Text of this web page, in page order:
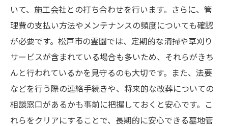
いて、施工会社との打ち合わせを行います。さらに、管
理費の支払い方法やメンテナンスの頻度についても確認
が必要です。松戸市の霊園では、定期的な清掃や草刈り
サービスが含まれている場合も多いため、それらがきち
んと行われているかを見守るのも大切です。また、法要
などを行う際の連絡手続きや、将来的な改葬についての
相談窓口があるかも事前に把握しておくと安心です。こ
れらをクリアにすることで、長期的に安心できる墓地管